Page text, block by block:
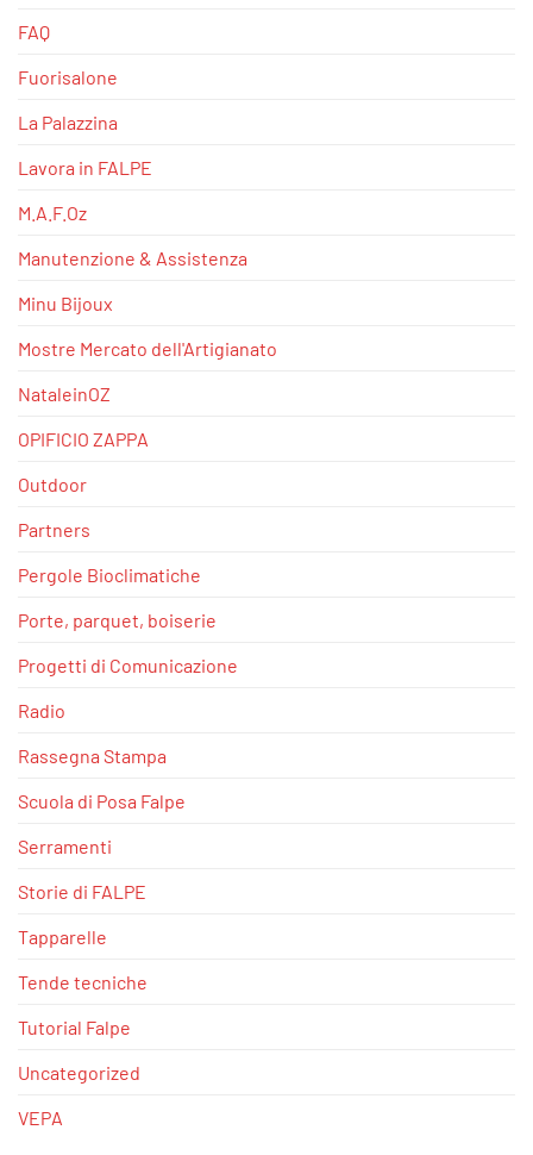
FAQ
Fuorisalone
La Palazzina
Lavora in FALPE
M.A.F.Oz
Manutenzione & Assistenza
Minu Bijoux
Mostre Mercato dell'Artigianato
NataleinOZ
OPIFICIO ZAPPA
Outdoor
Partners
Pergole Bioclimatiche
Porte, parquet, boiserie
Progetti di Comunicazione
Radio
Rassegna Stampa
Scuola di Posa Falpe
Serramenti
Storie di FALPE
Tapparelle
Tende tecniche
Tutorial Falpe
Uncategorized
VEPA